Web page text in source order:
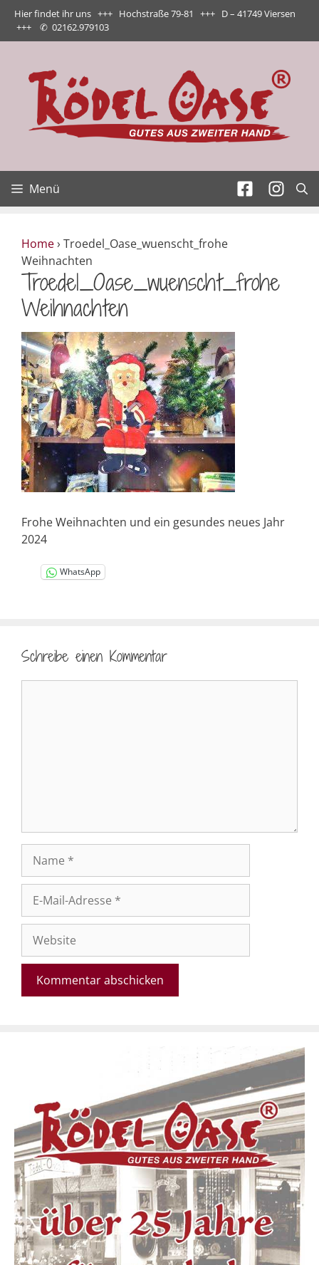
Zum
Inhalt
springen
Hier findet ihr uns +++ Hochstraße 79-81 +++ D – 41749 Viersen
+++ ✆ 02162.979103
Menü
Home› Troedel_Oase_wuenscht_frohe
Weihnachten
Troedel_Oase_wuenscht_frohe
Weihnachten
Frohe Weihnachten und ein gesundes neues Jahr
2024
WhatsApp
Schreibe einen Kommentar
Mail-
Adresse
Website